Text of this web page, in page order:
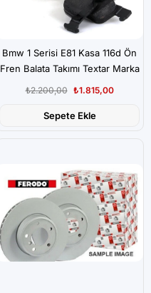
Bmw 1 Serisi E81 Kasa 116d Ön
Fren Balata Takımı Textar Marka
₺1.815,00
₺2.200,00
Sepete Ekle